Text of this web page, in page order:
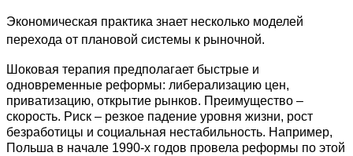
Экономическая практика знает несколько моделей
перехода от плановой системы к рыночной.
Шоковая терапия предполагает быстрые и
одновременные реформы: либерализацию цен,
приватизацию, открытие рынков. Преимущество –
скорость. Риск – резкое падение уровня жизни, рост
безработицы и социальная нестабильность. Например,
Польша в начале 1990-х годов провела реформы по этой